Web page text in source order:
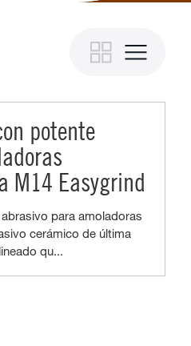
potente
M14 Easygrind
para amoladoras
cerámico de última
qu...